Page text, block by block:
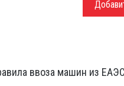
ввоза машин из